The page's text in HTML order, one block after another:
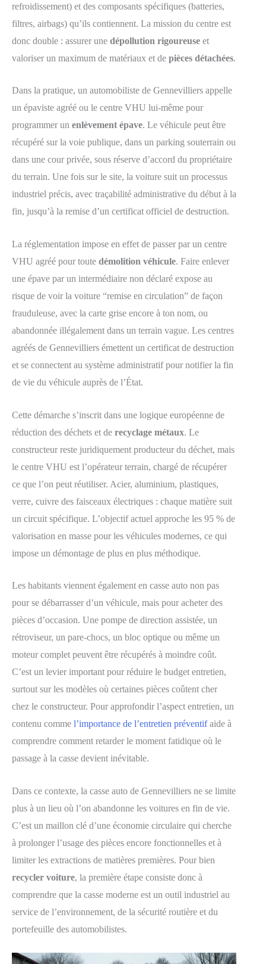
refroidissement) et des composants spécifiques (batteries,
filtres, airbags) qu’ils contiennent. La mission du centre est
donc double : assurer une dépollution rigoureuse et
valoriser un maximum de matériaux et de pièces détachées.
Dans la pratique, un automobiliste de Gennevilliers appelle
un épaviste agréé ou le centre VHU lui-même pour
programmer un enlèvement épave. Le véhicule peut être
récupéré sur la voie publique, dans un parking souterrain ou
dans une cour privée, sous réserve d’accord du propriétaire
du terrain. Une fois sur le site, la voiture suit un processus
industriel précis, avec traçabilité administrative du début à la
fin, jusqu’à la remise d’un certificat officiel de destruction.
La réglementation impose en effet de passer par un centre
VHU agréé pour toute démolition véhicule. Faire enlever
une épave par un intermédiaire non déclaré expose au
risque de voir la voiture “remise en circulation” de façon
frauduleuse, avec la carte grise encore à ton nom, ou
abandonnée illégalement dans un terrain vague. Les centres
agréés de Gennevilliers émettent un certificat de destruction
et se connectent au système administratif pour notifier la fin
de vie du véhicule auprès de l’État.
Cette démarche s’inscrit dans une logique européenne de
réduction des déchets et de recyclage métaux. Le
constructeur reste juridiquement producteur du déchet, mais
le centre VHU est l’opérateur terrain, chargé de récupérer
ce que l’on peut réutiliser. Acier, aluminium, plastiques,
verre, cuivre des faisceaux électriques : chaque matière suit
un circuit spécifique. L’objectif actuel approche les 95 % de
valorisation en masse pour les véhicules modernes, ce qui
impose un démontage de plus en plus méthodique.
Les habitants viennent également en casse auto non pas
pour se débarrasser d’un véhicule, mais pour acheter des
pièces d’occasion. Une pompe de direction assistée, un
rétroviseur, un pare-chocs, un bloc optique ou même un
moteur complet peuvent être récupérés à moindre coût.
C’est un levier important pour réduire le budget entretien,
surtout sur les modèles où certaines pièces coûtent cher
chez le constructeur. Pour approfondir l’aspect entretien, un
contenu comme l’importance de l’entretien préventifaide à
comprendre comment retarder le moment fatidique où le
passage à la casse devient inévitable.
Dans ce contexte, la casse auto de Gennevilliers ne se limite
plus à un lieu où l’on abandonne les voitures en fin de vie.
C’est un maillon clé d’une économie circulaire qui cherche
à prolonger l’usage des pièces encore fonctionnelles et à
limiter les extractions de matières premières. Pour bien
recycler voiture, la première étape consiste donc à
comprendre que la casse moderne est un outil industriel au
service de l’environnement, de la sécurité routière et du
portefeuille des automobilistes.